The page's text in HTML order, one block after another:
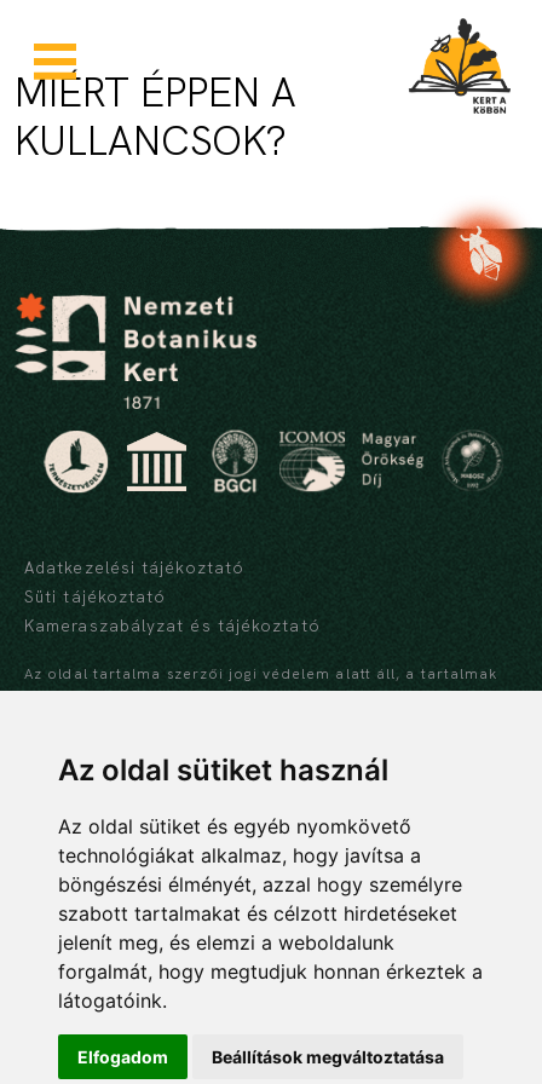
Az oldal sütiket használ
Az oldal sütiket és egyéb nyomkövető
technológiákat alkalmaz, hogy javítsa a
böngészési élményét, azzal hogy személyre
szabott tartalmakat és célzott hirdetéseket
jelenít meg, és elemzi a weboldalunk
forgalmát, hogy megtudjuk honnan érkeztek a
látogatóink.
Elfogadom Beállítások megváltoztatása
MIÉRT ÉPPEN A
KULLANCSOK?
Adatkezelési tájékoztató
Süti tájékoztató
Kameraszabályzat és tájékoztató
Az oldal tartalma szerzői jogi védelem alatt áll, a tartalmak
NEMZETI BOTANIKUS KERT
Ökológiai Kutatóközpont
Ökológiai és Botanikai Intézet
2163 Vácrátót, Alkotmány u. 2-4.
06 28 360 122
botanikuskert@ecolres.hu